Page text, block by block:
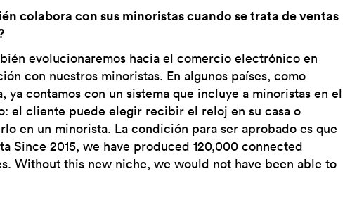
colabora con sus minoristas cuando se trata de ventas
evolucionaremos hacia el comercio electrónico en
con nuestros minoristas. En algunos países, como
ya contamos con un sistema que incluye a minoristas en el
el cliente puede elegir recibir el reloj en su casa o
en un minorista. La condición para ser aprobado es que
Since 2015, we have produced 120,000 connected
Without this new niche, we would not have been able to